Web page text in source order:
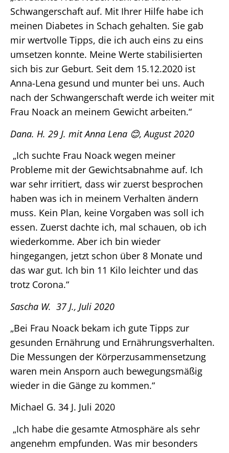
Schwangerschaft auf. Mit Ihrer Hilfe habe ich
meinen Diabetes in Schach gehalten. Sie gab
mir wertvolle Tipps, die ich auch eins zu eins
umsetzen konnte. Meine Werte stabilisierten
sich bis zur Geburt. Seit dem 15.12.2020 ist
Anna-Lena gesund und munter bei uns. Auch
nach der Schwangerschaft werde ich weiter mit
Frau Noack an meinem Gewicht arbeiten.“
Dana. H. 29 J. mit Anna Lena 😊, August 2020
„Ich suchte Frau Noack wegen meiner
Probleme mit der Gewichtsabnahme auf. Ich
war sehr irritiert, dass wir zuerst besprochen
haben was ich in meinem Verhalten ändern
muss. Kein Plan, keine Vorgaben was soll ich
essen. Zuerst dachte ich, mal schauen, ob ich
wiederkomme. Aber ich bin wieder
hingegangen, jetzt schon über 8 Monate und
das war gut. Ich bin 11 Kilo leichter und das
trotz Corona.“
Sascha W. 37 J., Juli 2020
„Bei Frau Noack bekam ich gute Tipps zur
gesunden Ernährung und Ernährungsverhalten.
Die Messungen der Körperzusammensetzung
waren mein Ansporn auch bewegungsmäßig
wieder in die Gänge zu kommen.“
Michael G. 34 J. Juli 2020
„Ich habe die gesamte Atmosphäre als sehr
angenehm empfunden. Was mir besonders